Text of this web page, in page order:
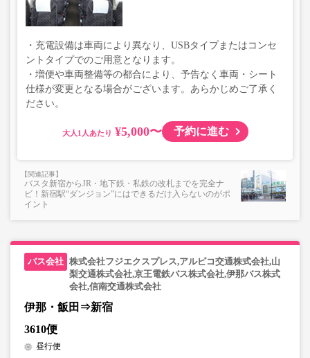
・充電設備は車両により異なり、USBタイプまたはコンセ
ントタイプでのご用意となります。
・増便や車両整備等の都合により、予告なく車両・シート
仕様が変更となる場合がございます。あらかじめご了承く
ださい。
大人 ¥5,000〜 予約に進む
バスタ新宿からJR・地下鉄・私鉄の改札までを完全ナ
ビ！新宿駅“ダンジョン”にはできるだけ入らないのがポ
イント
株式会社フジエクスプレス,アルピコ交通株式会社,山
梨交通株式会社,京王電鉄バス株式会社,伊那バス株式
会社,信南交通株式会社
伊那・飯田⇒新宿
3610便
昼行便